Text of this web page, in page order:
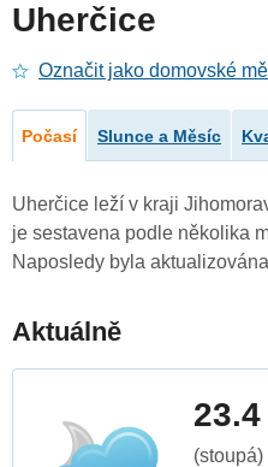
Uherčice
Označit jako domovské
Počasí Slunce a Měsíc
Uherčice leží v kraji
je sestavena podle několika
Naposledy byla
Aktuálně
23.4
(stoupá)